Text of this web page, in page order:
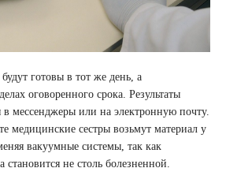
готовы в тот же день, а
оговоренного срока. Результаты
мессенджеры или на электронную почту.
медицинские сестры возьмут материал у
вакуумные системы, так как
становится не столь болезненной.